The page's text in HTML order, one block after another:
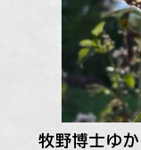
牧野博士ゆか